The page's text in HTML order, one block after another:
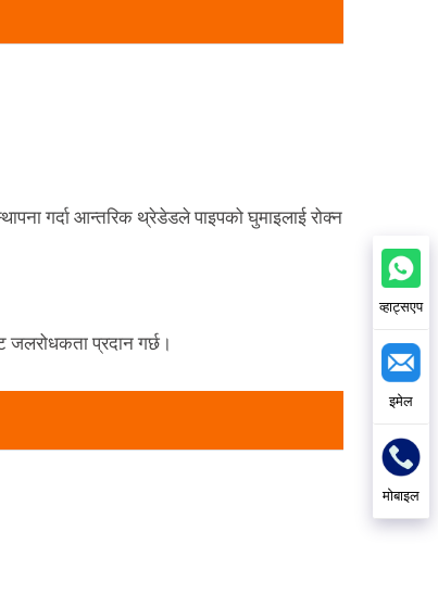
गर्दा आन्तरिक थ्रेडेडले पाइपको घुमाइलाई रोक्न
प्रदान गर्छ।
व्हाट्सएप
इमेल
मोबाइल